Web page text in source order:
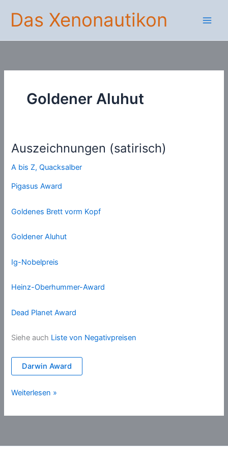
Inhalt
springen
Das Xenonautikon
Goldener Aluhut
Auszeichnungen (satirisch)
A bis Z,Quacksalber
Pigasus Award
Goldenes Brett vorm Kopf
Goldener Aluhut
Ig-Nobelpreis
Heinz-Oberhummer-Award
Dead Planet Award
Siehe auch Liste von Negativpreisen
Darwin Award
Auszeichnungen
Weiterlesen »